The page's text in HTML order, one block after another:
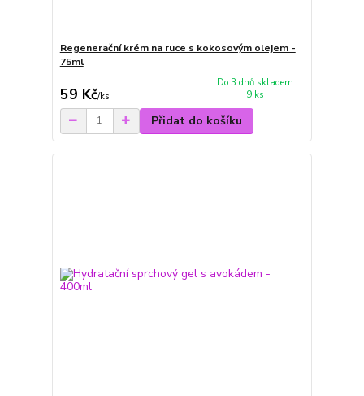
Regenerační krém na ruce s kokosovým olejem -
75ml
59 Kč/ks
Do 3 dnů skladem
9 ks
Přidat do košíku